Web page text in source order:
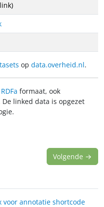
op data.overheid.nl.
RDFa formaat, ook
De linked data is opgezet
Volgende →
voor annotatie shortcode